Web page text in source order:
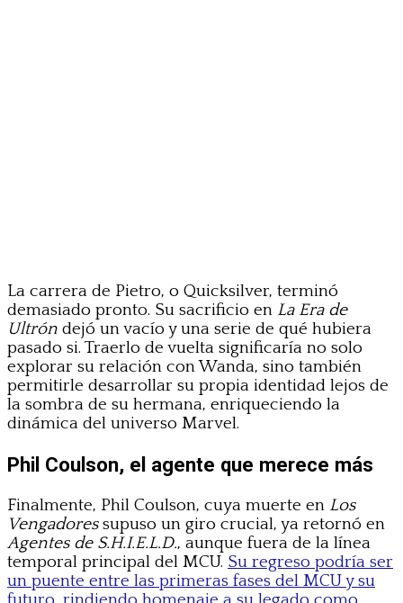
La carrera de Pietro, o Quicksilver, terminó
demasiado pronto. Su sacrificio en La Era de
Ultrón dejó un vacío y una serie de qué hubiera
pasado si. Traerlo de vuelta significaría no solo
explorar su relación con Wanda, sino también
permitirle desarrollar su propia identidad lejos de
la sombra de su hermana, enriqueciendo la
dinámica del universo Marvel.
Phil Coulson, el agente que merece más
Finalmente, Phil Coulson, cuya muerte en Los
Vengadoressupuso un giro crucial, ya retornó en
Agentes de S.H.I.E.L.D., aunque fuera de la línea
temporal principal del MCU. Su regreso podría ser
un puente entre las primeras fases del MCU y su